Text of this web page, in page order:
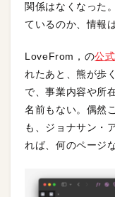
関係はなくなった
ているのか、情報
LoveFrom，の公
れたあと、熊が歩
で、事業内容や所
名前もない。偶然
も、ジョナサン・
れば、何のページ